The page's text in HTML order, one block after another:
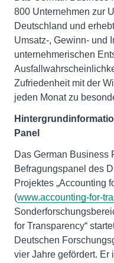
800 Unternehmen zur
Deutschland und
Umsatz-, Gewinn- und
unternehmerischen
Zufriedenheit mit der
jeden Monat zu
Panel
Das German Business
Befragungspanel des
Projektes „Accounting
(www.accounting-for-
for Transparency“
Deutschen
vier Jahre gefördert. Er